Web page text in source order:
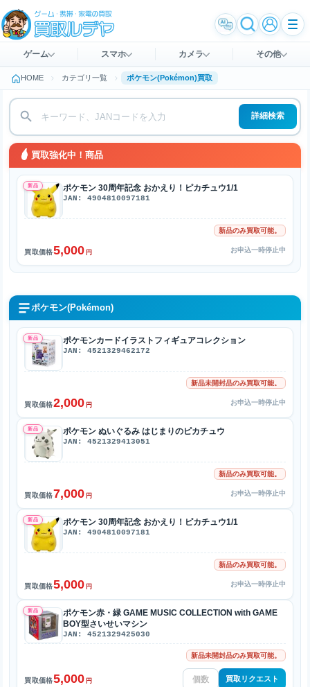
ゲーム スマホ カメラ その他
HOME カテゴリ一覧 ポケモン(Pokémon)買取
詳細検索
買取強化中！商品
新品 ポケモン 30周年記念 おかえり！ピカチュウ1/1
JAN: 4904810097181
新品のみ買取可能。
買取価格5,000 円 お申込一時停止中
ポケモン(Pokémon)
新品 ポケモンカードイラストフィギュアコレクション
JAN: 4521329462172
新品未開封品のみ買取可能。
買取価格2,000 円 お申込一時停止中
新品 ポケモン ぬいぐるみ はじまりのピカチュウ
JAN: 4521329413051
新品のみ買取可能。
買取価格7,000 円 お申込一時停止中
新品 ポケモン 30周年記念 おかえり！ピカチュウ1/1
JAN: 4904810097181
新品のみ買取可能。
買取価格5,000 円 お申込一時停止中
新品
ポケモン赤・緑 GAME MUSIC COLLECTION with GAME
BOY型さいせいマシン
JAN: 4521329425030
新品未開封品のみ買取可能。
買取価格5,000 円 買取リクエスト